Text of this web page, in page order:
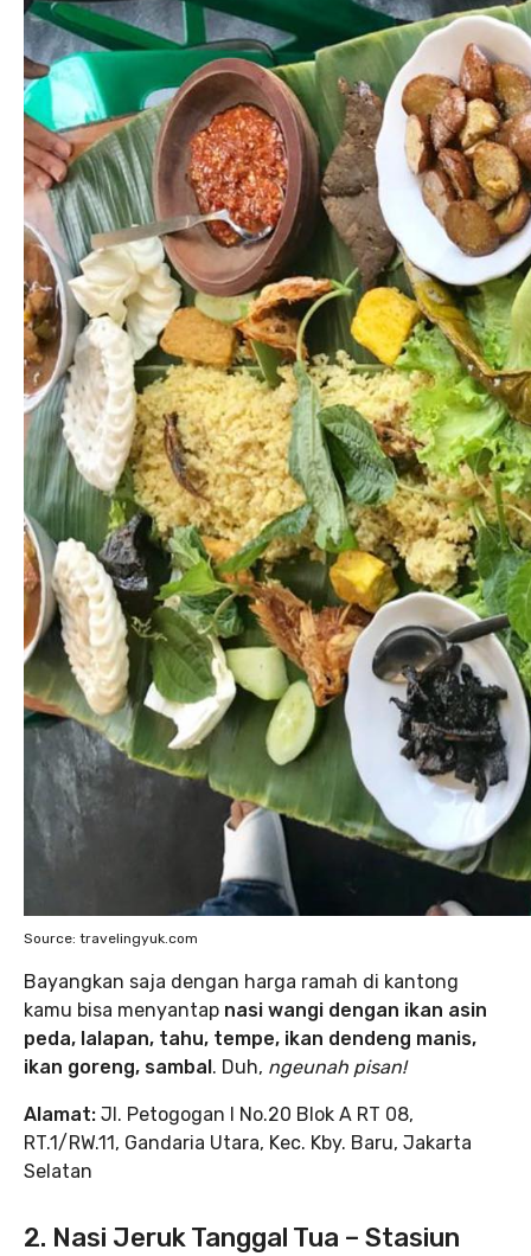
Source: travelingyuk.com
Bayangkan saja dengan harga ramah di kantong
kamu bisa menyantap nasi wangi dengan ikan asin
peda, lalapan, tahu, tempe, ikan dendeng manis,
ikan goreng, sambal. Duh, ngeunah pisan!
Alamat: Jl. Petogogan I No.20 Blok A RT 08,
RT.1/RW.11, Gandaria Utara, Kec. Kby. Baru, Jakarta
Selatan
2. Nasi Jeruk Tanggal Tua – Stasiun